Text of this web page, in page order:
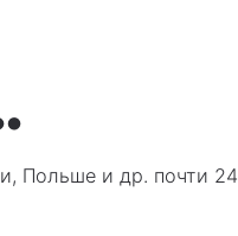
Польше и др. почти 24